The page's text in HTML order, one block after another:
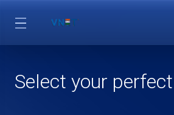
Select your